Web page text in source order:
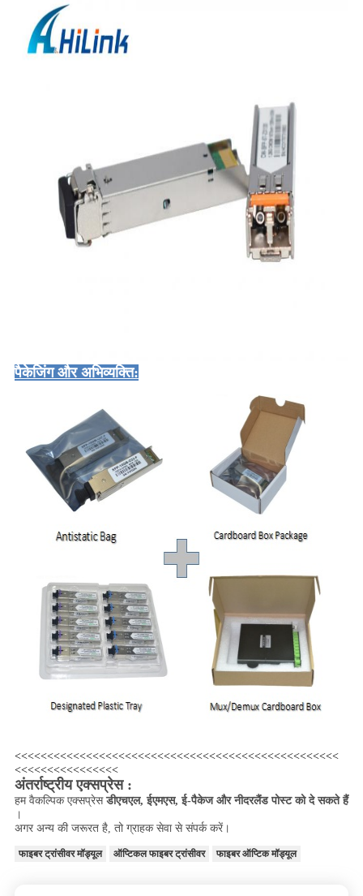
पैकेजिंग और अभिव्यक्ति:
<<<<<<<<<<<<<<<<<<<<<<<<<<<<<<<<<<<<<<<<<<<<<<<<<<
<<<<<<<<<<<<<<<<
अंतर्राष्ट्रीय एक्सप्रेस :
हम वैकल्पिक एक्सप्रेसडीएचएल, ईएमएस, ई-पैकेज और नीदरलैंड पोस्ट को दे सकते हैं
।
अगर अन्य की जरूरत है, तो ग्राहक सेवा से संपर्क करें।
फाइबर ट्रांसीवर मॉड्यूल ऑप्टिकल फाइबर ट्रांसीवर फाइबर ऑप्टिक मॉड्यूल